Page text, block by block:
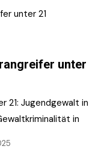
unter
21: Jugendgewalt in
in